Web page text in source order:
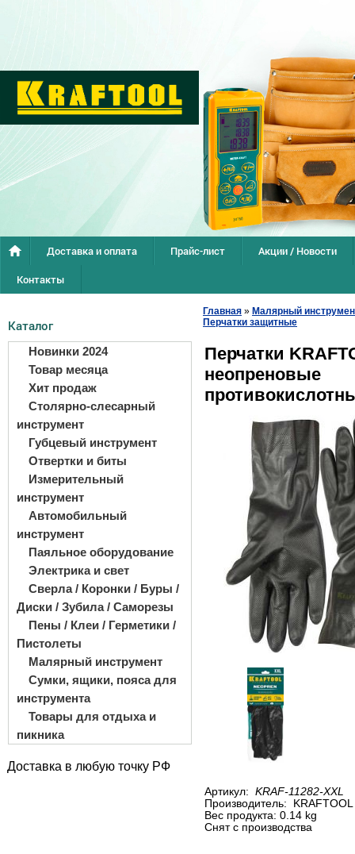
Доставка и оплата Прайс-лист
Акции / Новости
Контакты
Каталог
Новинки 2024
Товар месяца
Хит продаж
Столярно-слесарный
инструмент
Губцевый инструмент
Отвертки и биты
Измерительный
инструмент
Автомобильный
инструмент
Паяльное оборудование
Электрика и свет
Сверла / Коронки / Буры /
Диски / Зубила / Саморезы
Пены / Клеи / Герметики /
Пистолеты
Малярный инструмент
Сумки, ящики, пояса для
инструмента
Товары для отдыха и
пикника
Доставка в любую точку РФ
Главная » Малярный
Перчатки защитные
Перчатки
неопреновые
Артикул: KRAF-11282-XXL
Производитель:
KRAFTOOL
Вес продукта: 0.14 kg
Снят с производства